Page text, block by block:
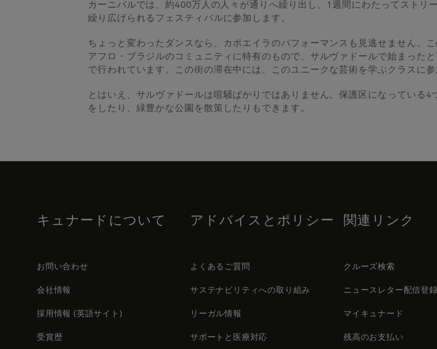
カーニバルでは、約400万人の人々が通りへ繰り出し、1週間にわたってストリ
繰り広げられるフェスティバルに参加します。
ちょっと変わったダンスなら、カポエイラのパフォーマンスも見逃せません。
アフロ・ブラジルのコミュニティに特有のもので、サルヴァドールで始まった
で行われています。この街の滞在中には、このユニークな芸術を学ぶクラスに参
とはいえ、サルヴァドールは喧騒ばかりではありません。保護区になっている4
をしたり、緑豊かな公園を散策したりもできます。
キュナードについて
お問い合わせ
会社情報
採用情報 (英語サイト)
受賞歴
アドバイスとポリシー
よくあるご質問
サステナビリティへの取り組み
リーガル情報
サポートと医療対応
関連リンク
クルーズ検索
ニュースレター配信登録
マイキュナード
残高のお支払い